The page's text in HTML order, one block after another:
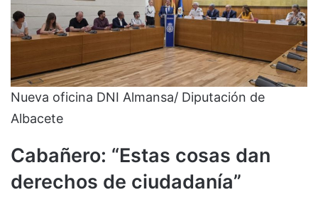
Nueva oficina DNI Almansa/ Diputación de
Albacete
Cabañero: “Estas cosas dan
derechos de ciudadanía”